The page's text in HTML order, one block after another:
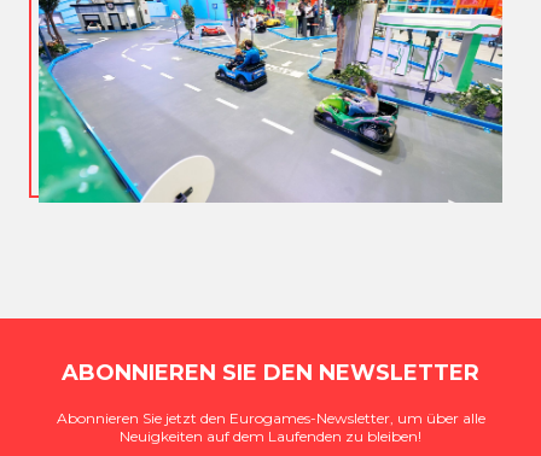
ABONNIEREN SIE DEN NEWSLETTER
Abonnieren Sie jetzt den Eurogames-Newsletter, um über alle
Neuigkeiten auf dem Laufenden zu bleiben!